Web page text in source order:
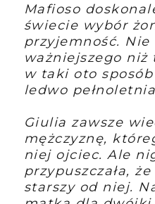
Mafioso
świecie wybór
przyjemność.
ważniejszego
w taki oto
ledwo
Giulia zawsze
mężczyznę,
niej ojciec. Ale
przypuszczała,
starszy od niej.